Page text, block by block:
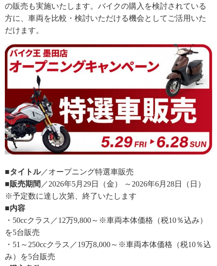
の販売も実施いたします。バイクの購入を検討されている
方に、車両を比較・検討いただける機会としてご活用いた
だけます。
■タイトル／オープニング特選車販売
■販売期間 ／2026年5月29日（金） ～2026年6月28日（日）
※予定数に達し次第、終了いたします
■内容
・50ccクラス／12万9,800～※車両本体価格（税10％込み）
を5台販売
・51～250ccクラス／19万8,000～※車両本体価格（税10％込
み）を5台販売